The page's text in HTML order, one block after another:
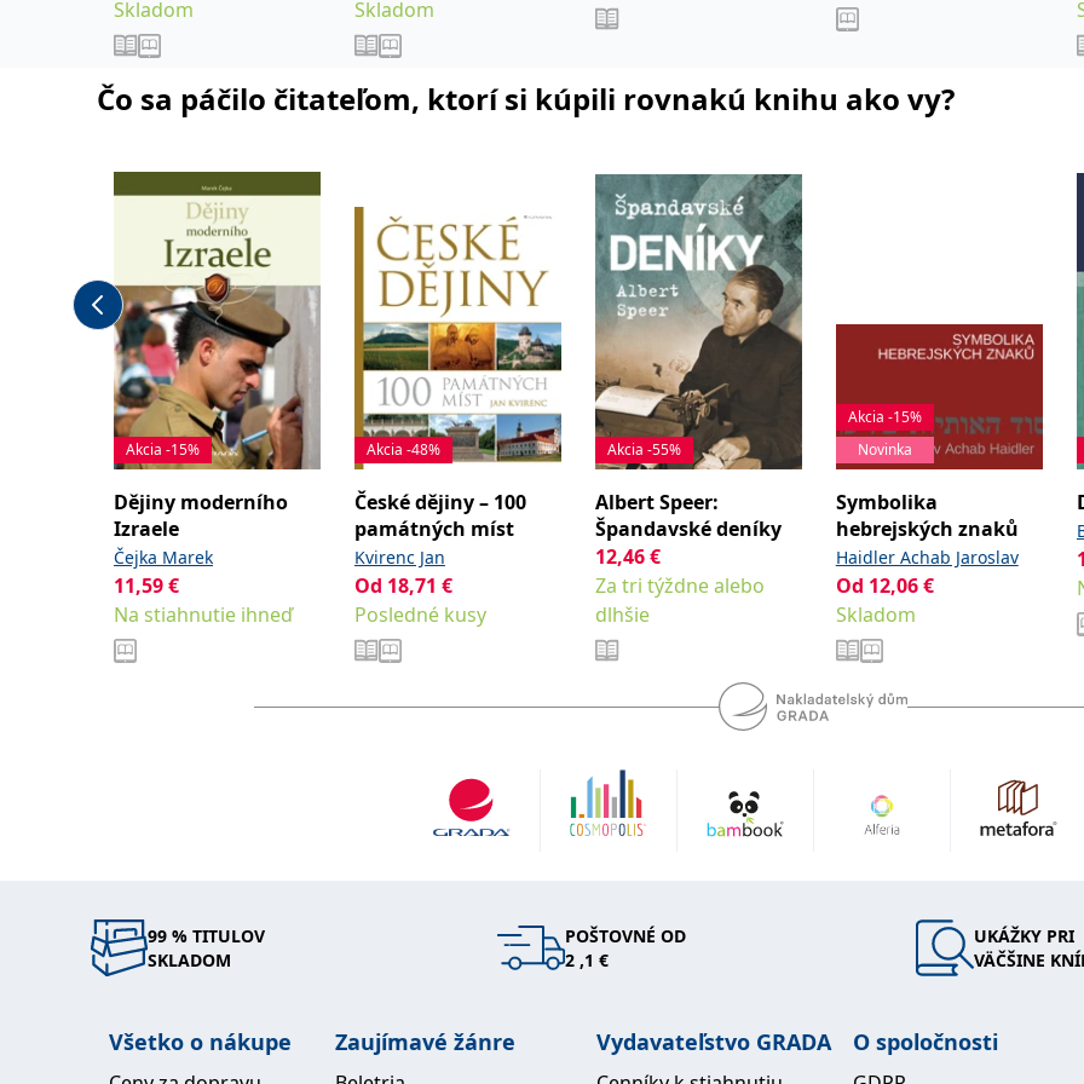
Skladom
Skladom
Čo sa páčilo čitateľom, ktorí si kúpili rovnakú knihu ako vy?
Akcia -15%
Dějiny moderního
Izraele
Čejka Marek
11,59€
Na stiahnutie ihneď
Akcia -48%
České dějiny – 100
památných míst
Kvirenc Jan
Od 18,71 €
Posledné kusy
Akcia -55%
Albert Speer:
Špandavské deníky
Speer Albert
12,46€
Za tri týždne alebo
dlhšie
Akcia -15%
Novinka
Symbolika
hebrejských znaků
Haidler Achab Jaroslav
Od 12,06€
Skladom
99 % TITULOV
SKLADOM
POŠTOVNÉ OD
2 ,1 €
UKÁŽKY PRI
VÄČŠINE
Všetko o nákupe Zaujímavé žánre Vydavateľstvo GRADA O spoločnosti